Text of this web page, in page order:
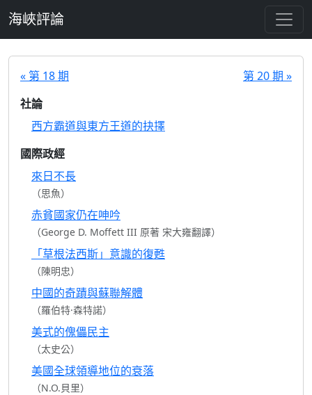
海峽評論
« 第 18 期
第 20 期 »
社論
西方霸道與東方王道的抉擇
國際政經
來日不長
（思魚）
赤貧國家仍在呻吟
（George D. Moffett III 原著 宋大雍翻譯）
「草根法西斯」意識的復甦
（陳明忠）
中國的奇蹟與蘇聯解體
（羅伯特·森特諾）
美式的傀儡民主
（太史公）
美國全球領導地位的衰落
（N.O.貝里）